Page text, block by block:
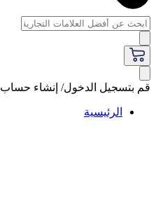
قم بتسجيل الدخول/ إنشاء حساب
الرئيسية